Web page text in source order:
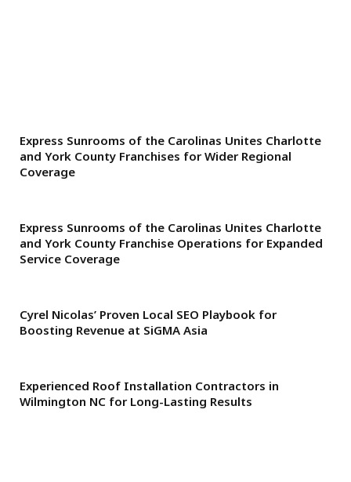
Express Sunrooms of the Carolinas Unites Charlotte
and York County Franchises for Wider Regional
Coverage
Express Sunrooms of the Carolinas Unites Charlotte
and York County Franchise Operations for Expanded
Service Coverage
Cyrel Nicolas’ Proven Local SEO Playbook for
Boosting Revenue at SiGMA Asia
Experienced Roof Installation Contractors in
Wilmington NC for Long-Lasting Results